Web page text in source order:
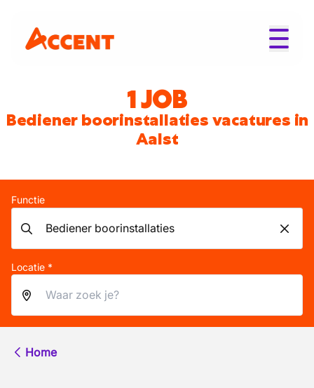
1 JOB
Bediener boorinstallaties vacatures in
Aalst
Functie
Locatie *
Home